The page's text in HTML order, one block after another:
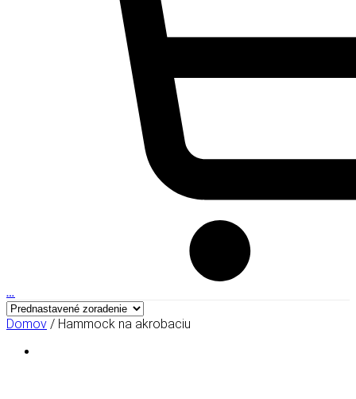
…
Domov / Hammock na akrobaciu